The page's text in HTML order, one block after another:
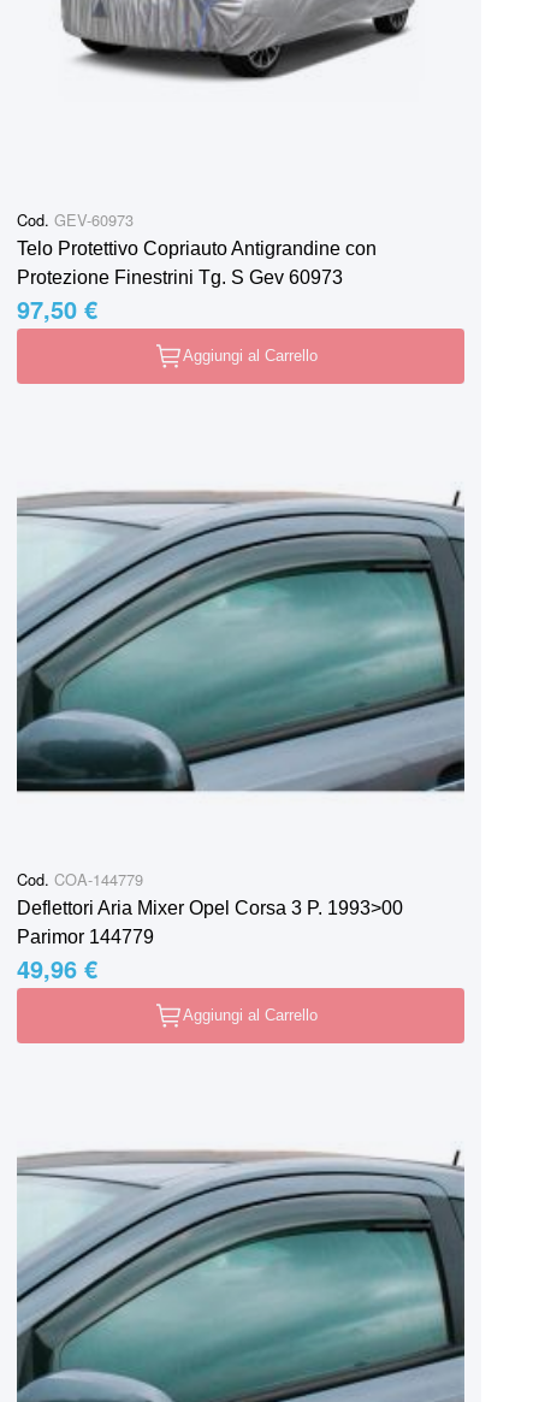
Cod. GEV-60973
Telo Protettivo Copriauto Antigrandine con
Protezione Finestrini Tg. S Gev 60973
97,50 €
Aggiungi al Carrello
Cod. COA-144779
Deflettori Aria Mixer Opel Corsa 3 P. 1993>00
Parimor 144779
49,96 €
Aggiungi al Carrello